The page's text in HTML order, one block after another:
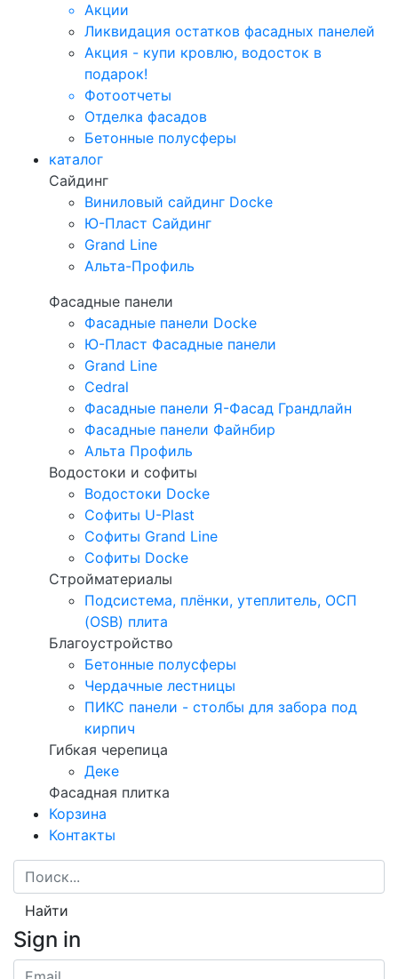
Акции
Ликвидация остатков фасадных панелей
Акция - купи кровлю, водосток в
подарок!
Фотоотчеты
Отделка фасадов
Бетонные полусферы
каталог
Сайдинг
Виниловый сайдинг Docke
Ю-Пласт Сайдинг
Grand Line
Альта-Профиль
Фасадные панели
Фасадные панели Docke
Ю-Пласт Фасадные панели
Grand Line
Cedral
Фасадные панели Я-Фасад Грандлайн
Фасадные панели Файнбир
Альта Профиль
Водостоки и софиты
Водостоки Docke
Софиты U-Plast
Софиты Grand Line
Софиты Docke
Стройматериалы
Подсистема, плёнки, утеплитель, ОСП
(OSB) плита
Благоустройство
Бетонные полусферы
Чердачные лестницы
ПИКС панели - столбы для забора под
кирпич
Гибкая черепица
Деке
Фасадная плитка
Корзина
Контакты
Найти
Sign in